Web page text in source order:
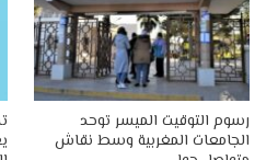
رسوم التوقيت الميسر توحد
الجامعات المغربية وسط نقاش